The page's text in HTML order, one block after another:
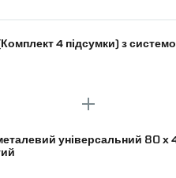
4 підсумки) з
універсальний 80 х